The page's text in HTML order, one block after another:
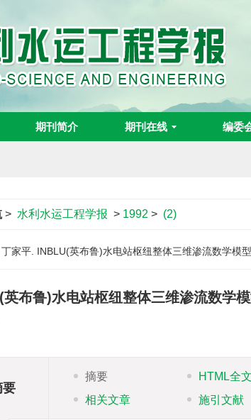
期刊简介 期刊在线 编委
> 水利水运工程学报 > 1992 > (2)
丁家平. INBLU(英布鲁)水电站枢纽整体三维渗流数学模
英布鲁)水电站枢纽整体三维渗流数学
要
摘要 HTML全文
相关文章
施引文献